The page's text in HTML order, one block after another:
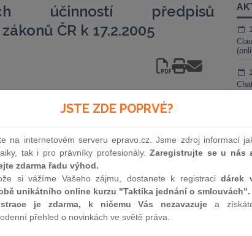
účinností předpisů
ČR k 17.2.2005
vzdělávání
poradenských služeb ve školách a školských
dětí, žáků a studentů se speciálními vzdělávacími
JSTE ZDE POPRVÉ?
na internetovém serveru epravo.cz. Jsme zdroj informací
tak i pro právníky profesionály.Zaregistrujte se u nás
zdarma řadu výhod.
si vážíme Vašeho zájmu, dostanete k registracidárek
unikátního online kurzu "Taktika jednání o smlouvách".
je zdarma, k ničemu Vás nezavazuje a
přehled o novinkách ve světě práva.